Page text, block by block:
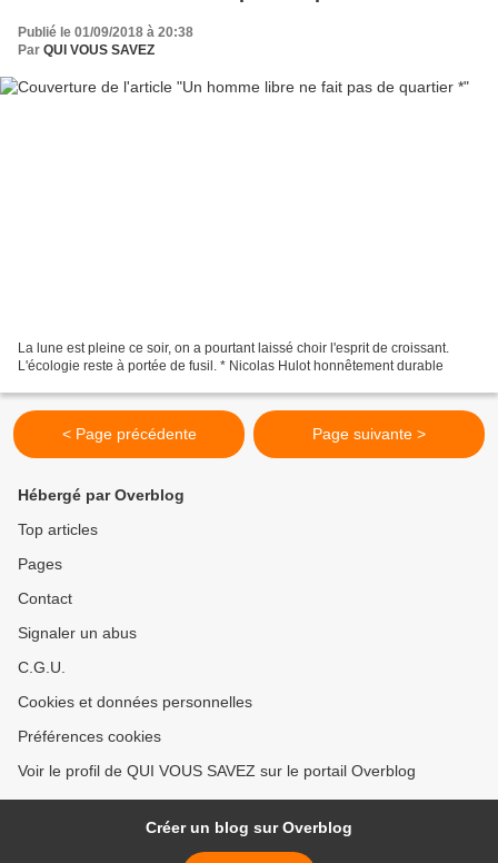
Publié le 01/09/2018 à 20:38
Par QUI VOUS SAVEZ
La lune est pleine ce soir, on a pourtant laissé choir l'esprit de croissant.
L'écologie reste à portée de fusil. * Nicolas Hulot honnêtement durable
< Page précédente Page suivante >
Hébergé par Overblog
Top articles
Pages
Contact
Signaler un abus
C.G.U.
Cookies et données personnelles
Préférences cookies
Voir le profil de QUI VOUS SAVEZ sur le portail Overblog
Créer un blog sur Overblog